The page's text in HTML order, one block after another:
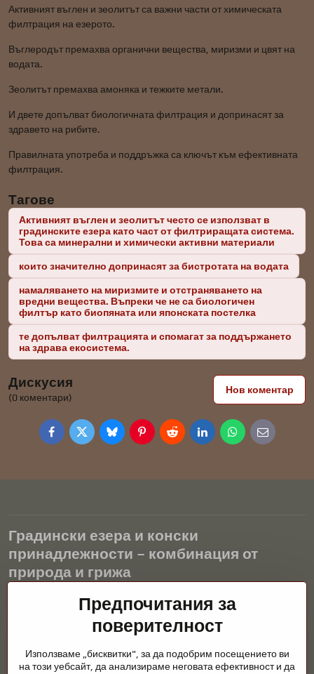
Активният въглен и зеолитът са важни части от химическата
филтрация на езерото.
Въглеродът премахва органични вещества, миризми и цвят на
водата.
Зеолитът премахва амоняка и тежките метали.
И двете допълват биологичната филтрация и допринасят за
здравето на рибите.
Правилната употреба и поддръжка са ключът към ефективната
филтрация.
Тагове
Активният въглен и зеолитът често се използват в
градинските езера като част от филтриращата система.
Това са минерални и химически активни материали
които значително допринасят за бистротата на водата
намаляването на миризмите и отстраняването на
вредни вещества. Въпреки че не са биологичен
филтър като биопяната или японската постелка
те допълват филтрацията и спомагат за поддържането
на здрава екосистема.
Дискусия
(0 коментари)
Нов коментар
FacebookTwitterBlueskyPinterestRedditLinkedInWhatsApp
E-
mail
Градински езера и конски
принадлежности – комбинация от
природа и грижа
Градинските езера са красиво допълнение към всеки екстериор
и създават хармонична среда за релаксация и живот на водните
животни. Правилната технология, филтрацията и редовната
през цялата година. Също толкова важна е грижата за
Предпочитания за
поверителност
Използваме „бисквитки", за да подобрим посещението ви
на този уебсайт, да анализираме неговата ефективност и да